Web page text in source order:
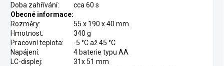
Doba zahřívání:
cca 60 s
Obecné informace:
Rozměry:
55 x 190 x 40 mm
Hmotnost:
340 g
Pracovní teplota:
-5 °C až 45 °C
Napájení:
4 baterie typu AA
LC-displej:
31x 51 mm